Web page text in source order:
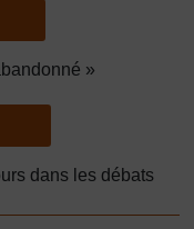
»
dans les débats